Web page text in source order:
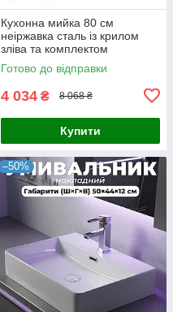
Кухонна мийка 80 см
неіржавка сталь із крилом
зліва та комплектом
аксесуарів і змішувачем
Готово до відправки
4 034 ₴ 8 068 ₴
Купити
–50%